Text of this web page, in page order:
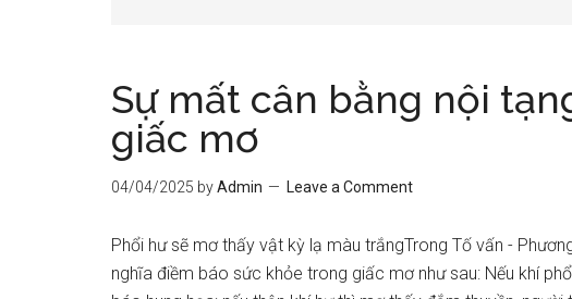
Sự mất cân bằng nội
giấc mơ
04/04/2025 byAdmin Leave a Comment
Phổi hư sẽ mơ thấy vật kỳ lạ màu trắngTrong Tố vấn -
nghĩa điềm báo sức khỏe trong giấc mơ như sau: Nếu khí